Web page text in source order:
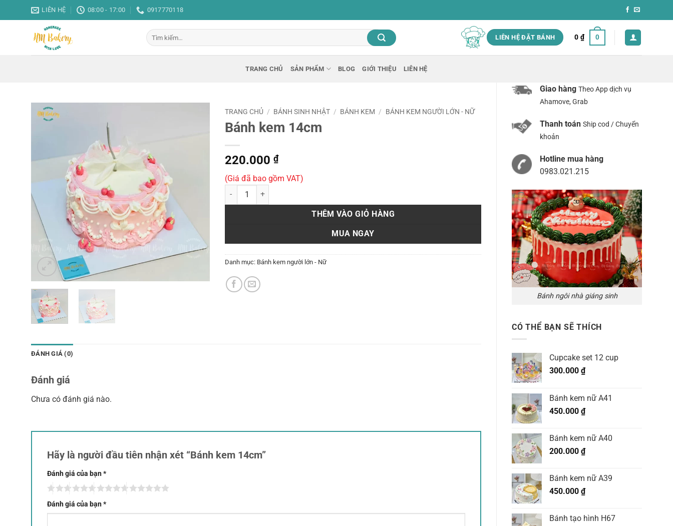
qua
LIÊN HỆ 08:00 - 17:00 0917770118
Tìm
kiếm:
LIÊN HỆ ĐẶT BÁNH 0 ₫ 0
TRANG CHỦ SẢN PHẨM BLOG GIỚI THIỆU LIÊN HỆ
Giao hàng Theo App dịch vụ
Ahamove, Grab
Thanh toán Ship cod / Chuyển
khoản
Hotline mua hàng
0983.021.215
Bánh ngôi nhà giáng sinh
CÓ THỂ BẠN SẼ THÍCH
Cupcake set 12 cup
300.000 ₫
Bánh kem nữ A41
450.000 ₫
Bánh kem nữ A40
200.000 ₫
Bánh kem nữ A39
450.000 ₫
Bánh tạo hình H67
TRANG CHỦ / BÁNH SINH NHẬT / BÁNH KEM / BÁNH KEM NGƯỜI LỚN - NỮ
Bánh kem 14cm
220.000₫
(Giá đã bao gồm VAT)
Bánh kem 14cm số lượng
THÊM VÀO GIỎ HÀNG
MUA NGAY
Danh mục: Bánh kem người lớn - Nữ
ĐÁNH GIÁ (0)
Đánh giá
Chưa có đánh giá nào.
Hãy là người đầu tiên nhận xét “Bánh kem 14cm”
Đánh giá của bạn*
Đánh giá của bạn*